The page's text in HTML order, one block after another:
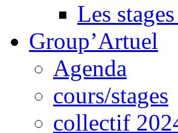
Les stages
Group’Artuel
Agenda
cours/stages
collectif